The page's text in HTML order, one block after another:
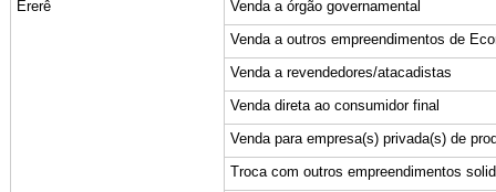
Ererê
Venda a órgão governamental
Venda a outros empreendimentos de
Venda a revendedores/atacadistas
Venda direta ao consumidor final
Venda para empresa(s) privada(s) de
Troca com outros empreendimentos